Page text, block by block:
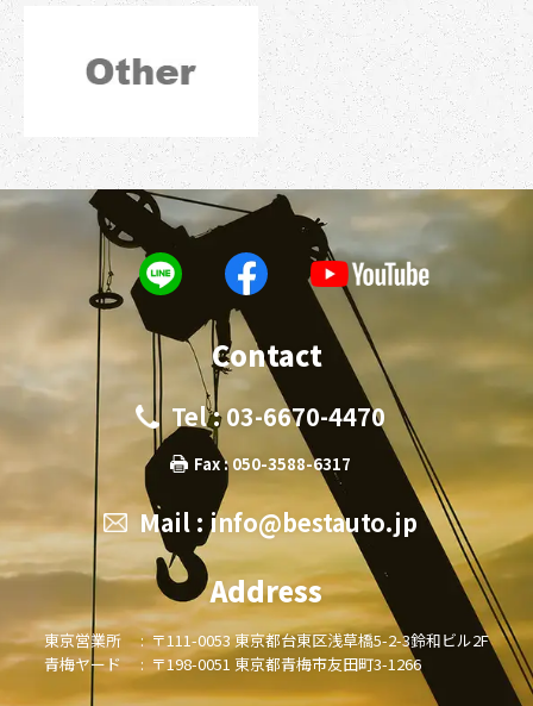
Contact
Tel : 03-6670-4470
Fax : 050-3588-6317
Mail : info@bestauto.jp
Address
東京営業所 : 〒111-0053 東京都台東区浅草橋5-2-3鈴和ビル2F
青梅ヤード : 〒198-0051 東京都青梅市友田町3-1266